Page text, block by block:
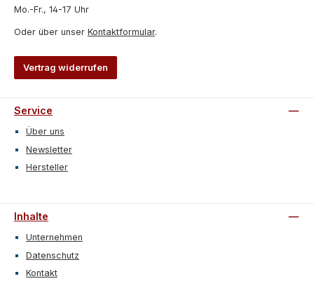
Mo.-Fr., 14-17 Uhr
Oder über unser Kontaktformular.
Vertrag widerrufen
Service
Über uns
Newsletter
Hersteller
Inhalte
Unternehmen
Datenschutz
Kontakt